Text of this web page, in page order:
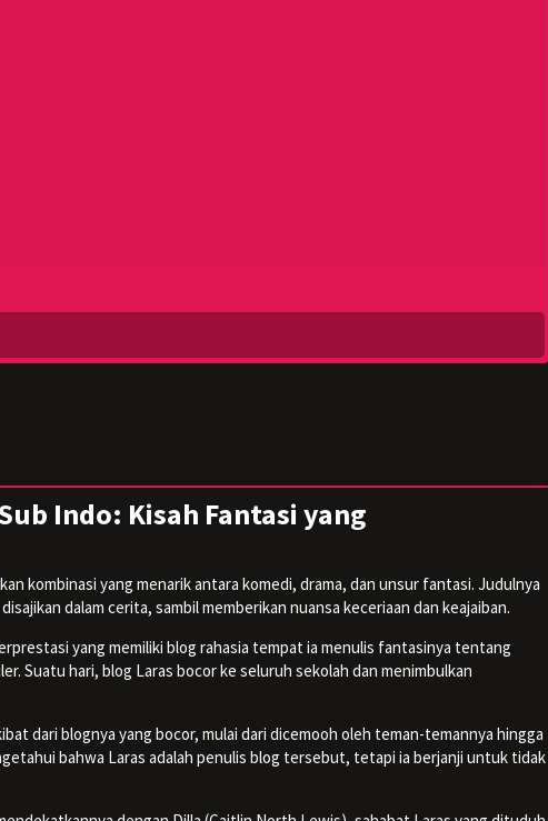
Indo: Kisah Fantasi yang
kombinasi yang menarik antara komedi, drama, dan unsur fantasi. Judulnya
dalam cerita, sambil memberikan nuansa keceriaan dan keajaiban.
yang memiliki blog rahasia tempat ia menulis fantasinya tentang
Suatu hari, blog Laras bocor ke seluruh sekolah dan menimbulkan
dari blognya yang bocor, mulai dari dicemooh oleh teman-temannya hingga
bahwa Laras adalah penulis blog tersebut, tetapi ia berjanji untuk tidak